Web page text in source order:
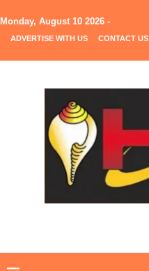
Monday, August 10 2026 -
ADVERTISE WITH US CONTACT US